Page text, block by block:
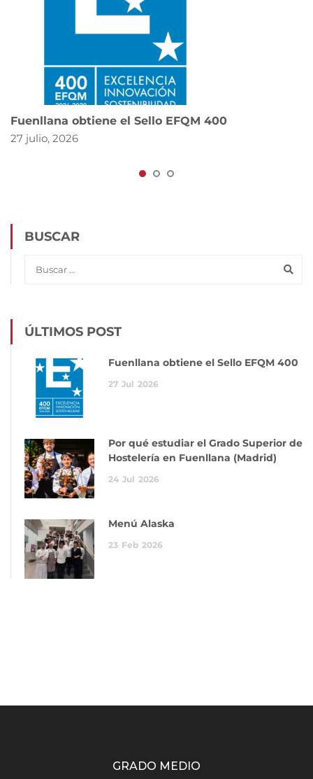
Fuenllana obtiene el Sello EFQM 400
27 julio, 2026
BUSCAR
ÚLTIMOS POST
Fuenllana obtiene el Sello EFQM 400
27 Jul 2026
Por qué estudiar el Grado Superior de
Hostelería en Fuenllana (Madrid)
24 Jul 2026
Menú Alaska
23 Feb 2026
GRADO MEDIO